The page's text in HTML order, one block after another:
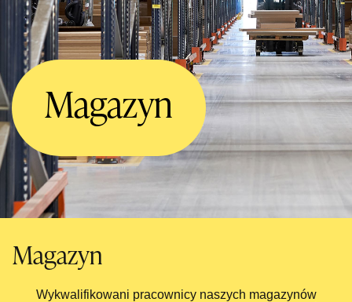
Magazyn
Magazyn
Wykwalifikowani pracownicy naszych magazynów